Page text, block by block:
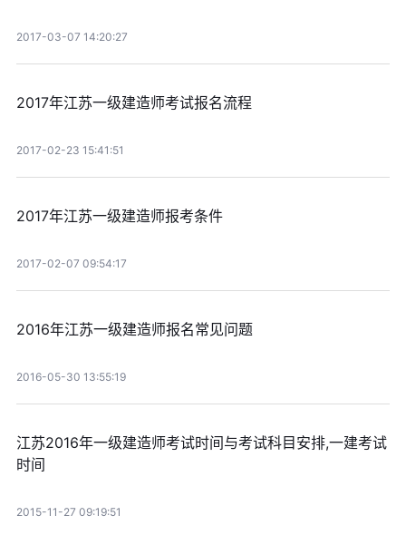
2017-03-07 14:20:27
2017年江苏一级建造师考试报名流程
2017-02-23 15:41:51
2017年江苏一级建造师报考条件
2017-02-07 09:54:17
2016年江苏一级建造师报名常见问题
2016-05-30 13:55:19
江苏2016年一级建造师考试时间与考试科目安排,一建考试
时间
2015-11-27 09:19:51